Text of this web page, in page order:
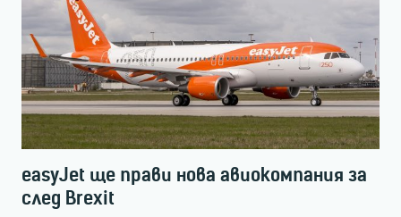
easyJet ще прави нова авиокомпания за
след Brexit